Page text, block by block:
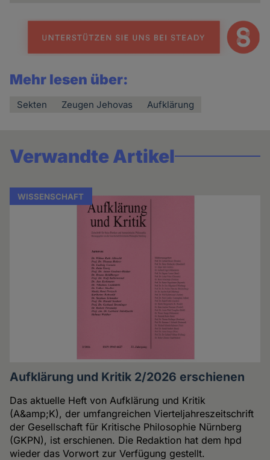
Mehr lesen über:
Sekten Zeugen Jehovas Aufklärung
Verwandte Artikel
WISSENSCHAFT
Aufklärung und Kritik 2/2026 erschienen
Das aktuelle Heft von Aufklärung und Kritik
(A&amp;K), der umfangreichen Vierteljahreszeitschrift
der Gesellschaft für Kritische Philosophie Nürnberg
(GKPN), ist erschienen. Die Redaktion hat dem hpd
wieder das Vorwort zur Verfügung gestellt.